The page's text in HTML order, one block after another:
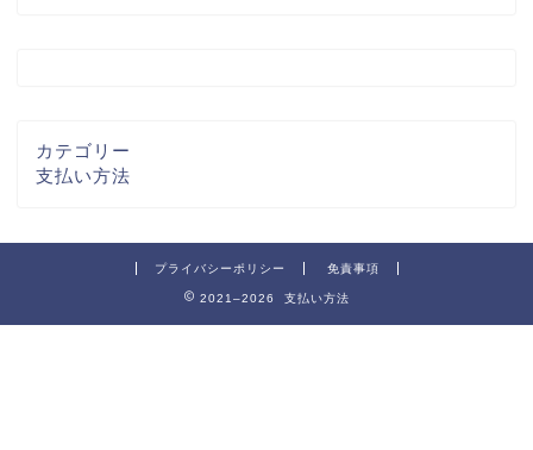
カテゴリー
支払い方法
プライバシーポリシー 免責事項
2021–2026 支払い方法